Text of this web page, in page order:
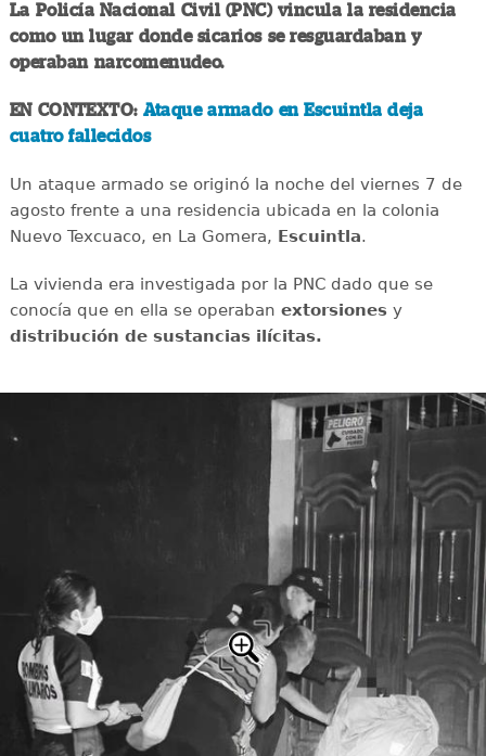
La Policía Nacional Civil (PNC) vincula la residencia
como un lugar donde sicarios se resguardaban y
operaban narcomenudeo.
EN CONTEXTO: Ataque armado en Escuintla deja
cuatro fallecidos
Un ataque armado se originó la noche del viernes 7 de
agosto frente a una residencia ubicada en la colonia
Nuevo Texcuaco, en La Gomera, Escuintla.
La vivienda era investigada por la PNC dado que se
conocía que en ella se operaban extorsionesy
distribución de sustancias ilícitas.